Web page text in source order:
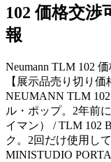
102 価格交渉
報
Neumann TLM 102
【展示品売り切り価
NEUMANN TLM
ル・ポップ。2年前
イマン） / TLM 102
ク。2回だけ使用し
MINISTUDIO